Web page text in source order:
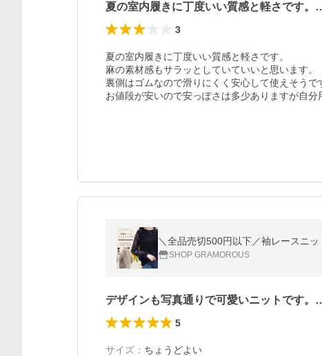
夏の室内履きに丁度いい質感と軽さです。
3
夏の室内履きに丁度いい質感と軽さです。
麻の素材感もサラッとしていていいと思います。
裏側はゴムなので滑りにくく安心して使えそうで
お値段が安いので安っぽさは多少ありますが自分
＼全品売切500円以下／袖レースニ
SHOP GRAMOROUS
デザインも写真通りで可愛いニットです。
5
サイズ ： ちょうどよい